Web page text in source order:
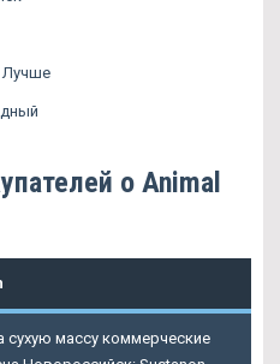
Лучше
о Animal
массу коммерческие